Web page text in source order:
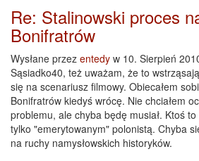
Re: Stalinowski proces
Bonifratrów
Wysłane przez entedy w 10. Sierpień
Sąsiadko40, też uważam, że to
się na scenariusz filmowy. Obiecałem
Bonifratrów kiedyś wrócę. Nie chciałem
problemu, ale chyba będę musiał. Ktoś
tylko "emerytowanym" polonistą. Chyba
na ruchy namysłowskich historyków.